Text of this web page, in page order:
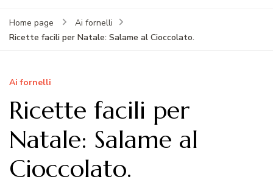
Home page
Ai fornelli
Ricette facili per Natale: Salame al Cioccolato.
Ai fornelli
Ricette facili per
Natale: Salame al
Cioccolato.